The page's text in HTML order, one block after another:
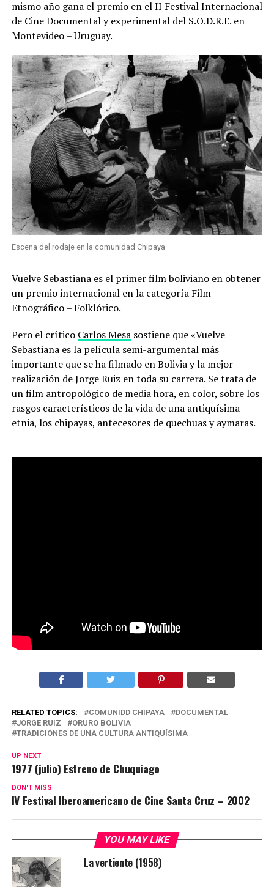
mismo año gana el premio en el II Festival Internacional
de Cine Documental y experimental del S.O.D.R.E. en
Montevideo – Uruguay.
Escena del rodaje en la comunidad Chipaya
Vuelve Sebastiana es el primer film boliviano en obtener
un premio internacional en la categoría Film
Etnográfico – Folklórico.
Pero el crítico Carlos Mesasostiene que «Vuelve
Sebastiana es la película semi-argumental más
importante que se ha filmado en Bolivia y la mejor
realización de Jorge Ruiz en toda su carrera. Se trata de
un film antropológico de media hora, en color, sobre los
rasgos característicos de la vida de una antiquísima
etnia, los chipayas, antecesores de quechuas y aymaras.
RELATED TOPICS: COMUNIDD CHIPAYA
DOCUMENTAL
JORGE RUIZ
ORURO BOLIVIA
TRADICIONES DE UNA CULTURA ANTIQUÍSIMA
UP NEXT
1977 (julio) Estreno de Chuquiago
DON'T MISS
IV Festival Iberoamericano de Cine Santa Cruz – 2002
YOU MAY LIKE
La vertiente (1958)